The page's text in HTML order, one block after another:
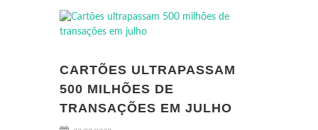
CARTÕES ULTRAPASSAM
500 MILHÕES DE
TRANSAÇÕES EM JULHO